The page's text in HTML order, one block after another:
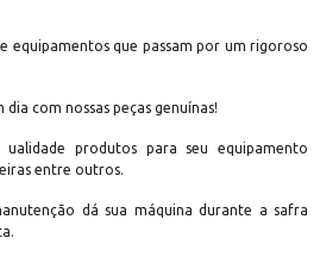
equipamentos que passam por um rigoroso
com nossas peças genuínas!
produtos para seu equipamento
entre outros.
dá sua máquina durante a safra